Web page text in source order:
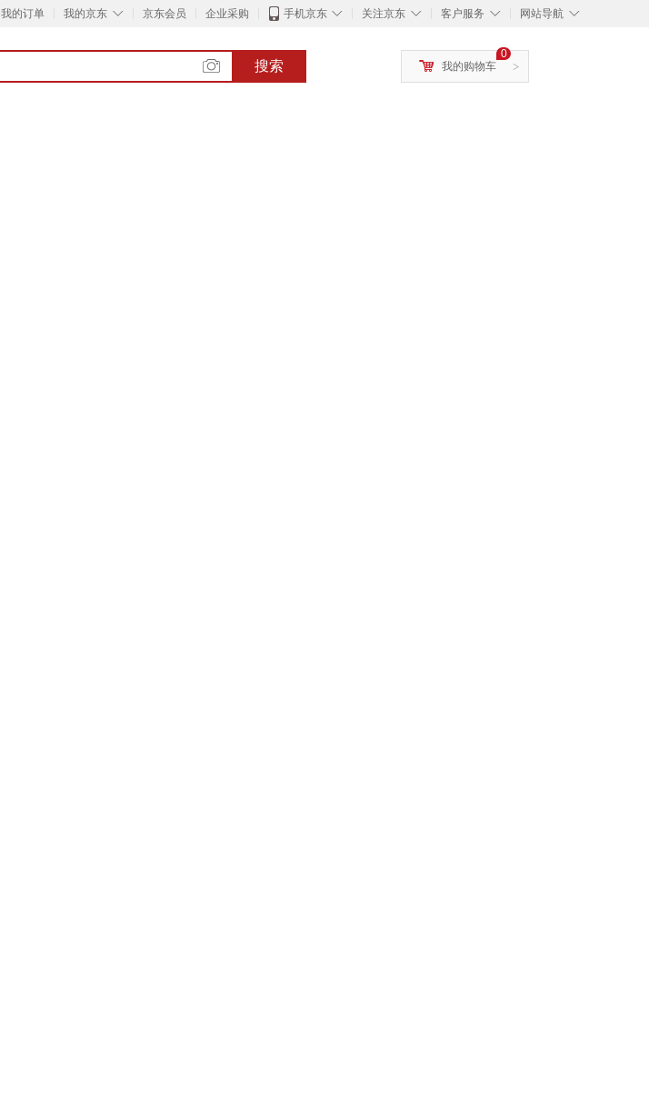
我的订单 ◇
我的京东 京东会员 企业采购 ◇
手机京东 ◇
关注京东 ◇
客户服务 ◇
网站导航
搜索 >
0
我的购物车